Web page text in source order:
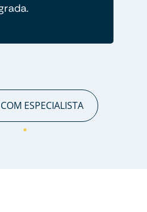
ESPECIALISTA